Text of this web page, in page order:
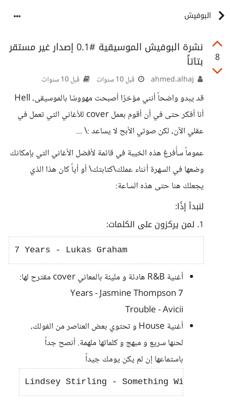
البوفيش
8
نشرة البوفيش الموسيقية #0.1 إصدار غير مستقر
بتاتاً
قبل 10 سنوات قبل 10 سنوات
قد يبدو واضحاً أنني مؤخرًا أصبحت مهووسًا بالموسيقى، Hell
أنا أفكر حتى في أن أقوم بعمل cover للأغاني التي تعمل في
عقلي الآن، لكن صوتي الأبح لا يساعد :\ ...
عموماً سأُفرغ هذه الخيبة في قائمة لأفضل الأغاني التي بإمكانك
وضعها في السهرة أثناء عملك\كتابتك\ أو أياً كان هذا الذي
يجعلك هنا حتى هذه الساعة:
لنبدأ إذًا:
1. لمن يركزون على الكلمات:
أغنية R&B هادئة و مليئة بالمعاني cover مقترح لها:
7 Years - Jasmine Thompson
Trouble - Avicii
أغنية House و تحتوي بعض العناصر من الفولك،
لحنها سريع و مبهج و كلماتها ملهمة. أنصح جداً
باستماعها إن لم يكن يومك جيداً